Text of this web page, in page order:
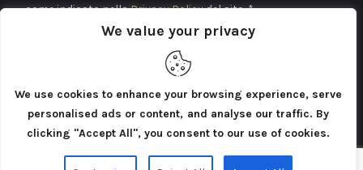
We value your privacy
We use cookies to enhance your browsing experience, serve
personalised ads or content, and analyse our traffic. By
clicking "Accept All", you consent to our use of cookies.
come indicato nellaPrivacy Policydel sito. *
INVIA
Cercatori di Atlantide 2025©. Tutti i diritti riservati.